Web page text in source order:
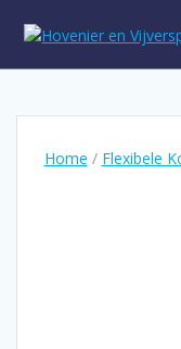
Home / Flexibele